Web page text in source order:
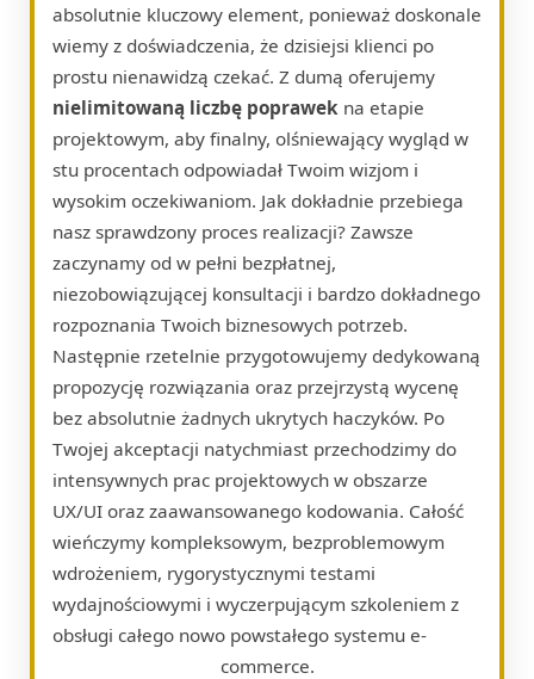
absolutnie kluczowy element, ponieważ doskonale
wiemy z doświadczenia, że dzisiejsi klienci po
prostu nienawidzą czekać. Z dumą oferujemy
nielimitowaną liczbę poprawek na etapie
projektowym, aby finalny, olśniewający wygląd w
stu procentach odpowiadał Twoim wizjom i
wysokim oczekiwaniom. Jak dokładnie przebiega
nasz sprawdzony proces realizacji? Zawsze
zaczynamy od w pełni bezpłatnej,
niezobowiązującej konsultacji i bardzo dokładnego
rozpoznania Twoich biznesowych potrzeb.
Następnie rzetelnie przygotowujemy dedykowaną
propozycję rozwiązania oraz przejrzystą wycenę
bez absolutnie żadnych ukrytych haczyków. Po
Twojej akceptacji natychmiast przechodzimy do
intensywnych prac projektowych w obszarze
UX/UI oraz zaawansowanego kodowania. Całość
wieńczymy kompleksowym, bezproblemowym
wdrożeniem, rygorystycznymi testami
wydajnościowymi i wyczerpującym szkoleniem z
obsługi całego nowo powstałego systemu e-
commerce.